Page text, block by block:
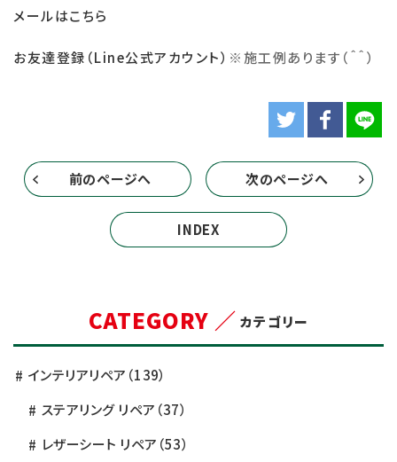
メールはこちら
お友達登録（Line公式アカウント） ※施工例あります（＾＾）
前のページへ
INDEX
次のページへ
CATEGORY ／ カテゴリー
インテリアリペア （139）
ステアリング リペア （37）
レザーシート リペア （53）